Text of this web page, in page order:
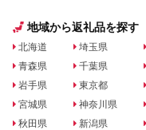
地域から返礼品を探す
北海道
青森県
岩手県
宮城県
秋田県
埼玉県
千葉県
東京都
神奈川県
新潟県